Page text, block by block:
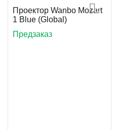
Проектор Wanbo Mozart
1 Blue (Global)
Предзаказ